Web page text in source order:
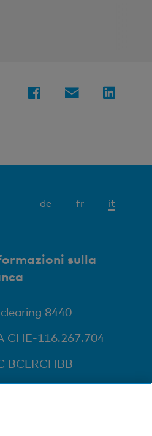
de fr it
sulla
8440
CHE-116.267.704
BCLRCHBB